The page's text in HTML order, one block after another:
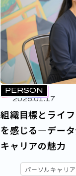
PERSON
2025.01.17
組織目標とライ
を感じる―デー
キャリアの魅力
パーソルキャリア